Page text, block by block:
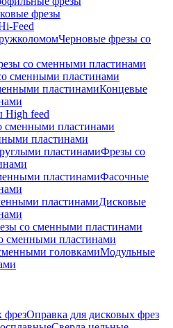
фрезы
Feed
Черновые фрезы со
сменными пластинами
Концевые
High feed
пластинами
Фрезы со
Фасочные
Дисковые
сменными пластинами
Модульные
Оправка для дисковых фрез